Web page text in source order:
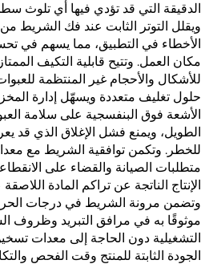
الدقيقة التي قد تؤدي فيها أي تلوث
ويقلل التوتر الثابت عند فك الشريط
الأخطاء في التطبيق، مما يسهم في
مكان العمل. وتتيح قابلية التكيف
للأشكال والأحجام غير المنتظمة
حلول تغليف متعددة ويسهّل إدارة
الأشعة فوق البنفسجية على سلامة
الطويل، ويمنع فشل الإغلاق الذي قد
للخطر. وتكمن توافقية الشريط مع
متطلبات الصيانة والقضاء على
الإنتاج الناتجة عن تراكم المادة
وتضمن مرونة الشريط في درجات
موثوقًا به في مرافق التبريد وظروف
التشغيلية دون الحاجة إلى معدات
الجودة الثابتة للمنتج وقت الفحص